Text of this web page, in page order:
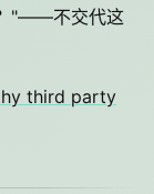
"——不交代这
third party